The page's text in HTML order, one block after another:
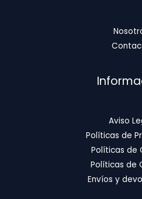
Aviso
Políticas de
Políticas de
Políticas de
Envíos y